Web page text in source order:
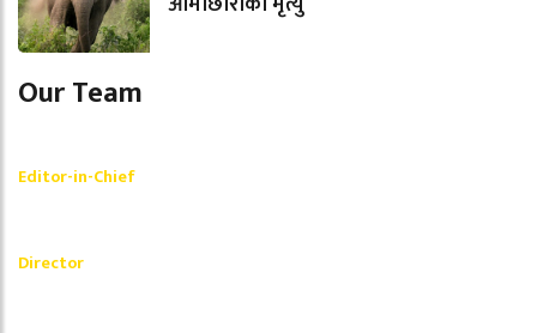
Our Team
Editor-in-Chief
Director